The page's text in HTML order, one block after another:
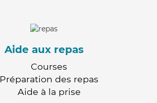
Aide aux repas
Courses
Préparation des repas
Aide à la prise